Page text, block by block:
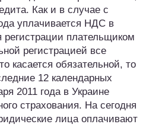
Как и в случае с
уплачивается НДС в
регистрации плательщиком
регистрацией все
касается обязательной, то
12 календарных
2011 года в Украине
страхования. На сегодня
лица оплачивают